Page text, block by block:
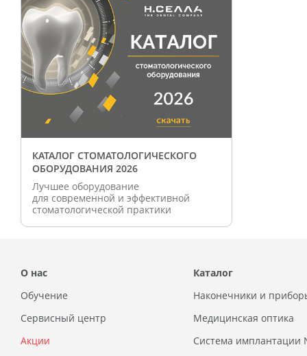
КАТАЛОГ СТОМАТОЛОГИЧЕСКОГО
ОБОРУДОВАНИЯ 2026
Лучшее оборудование
для современной и эффективной
стоматологической практики
О нас
Обучение
Сервисный центр
Акции
Каталог
Наконечники и
Медицинская оптика
Система имплантации